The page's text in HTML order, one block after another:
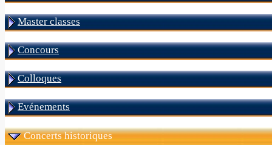
Master classes
Concours
Colloques
Evénements
Concerts historiques